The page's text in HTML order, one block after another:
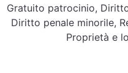
Gratuito patrocinio,
Diritto penale minorile,
Proprietà e